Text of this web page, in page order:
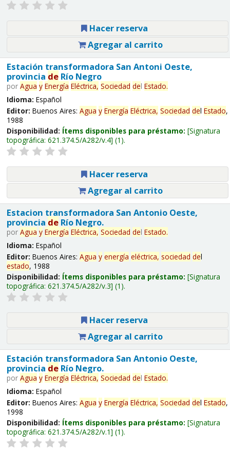
Hacer reserva
Agregar al carrito
Estación transformadora San Antoni Oeste,
provincia deRío Negro
por Agua y Energía Eléctrica, Sociedad del Estado.
Idioma: Español
Editor: Buenos Aires: Agua y Energía Eléctrica, Sociedad del Estado,
1988
Disponibilidad: Ítems disponibles para préstamo: Signatura
topográfica: 621.374.5/A282/v.4 (1).
Hacer reserva
Agregar al carrito
Estacion transformadora San Antonio Oeste,
provincia deRío Negro.
por Agua y Energía Eléctrica, Sociedad del Estado.
Idioma: Español
Editor: Buenos Aires: Agua y energía eléctrica, sociedad del
estado, 1988
Disponibilidad: Ítems disponibles para préstamo: Signatura
topográfica: 621.374.5/A282/v.3 (1).
Hacer reserva
Agregar al carrito
Estación transformadora San Antonio Oeste,
provincia deRío Negro.
por Agua y Energía Eléctrica, Sociedad del Estado.
Idioma: Español
Editor: Buenos Aires: Agua y Energía Eléctrica, Sociedad del Estado,
1998
Disponibilidad: Ítems disponibles para préstamo: Signatura
topográfica: 621.374.5/A282/v.1 (1).